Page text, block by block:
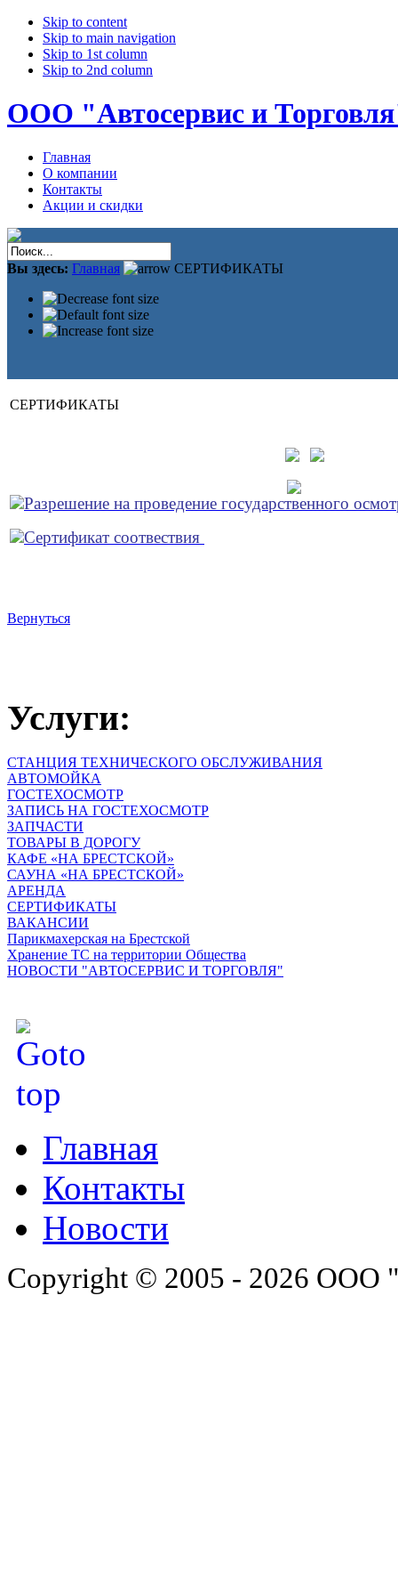
Skip to content
Skip to main navigation
Skip to 1st column
Skip to 2nd column
ООО "Автосервис и
Главная
О компании
Контакты
Акции и скидки
Вы здесь: Главная СЕРТИФИКАТЫ
СЕРТИФИКАТЫ
Разрешение на проведение государственного
Сертификат соотвествия
Вернуться
Услуги:
СТАНЦИЯ ТЕХНИЧЕСКОГО ОБСЛУЖИВАНИЯ
АВТОМОЙКА
ГОСТЕХОСМОТР
ЗАПИСЬ НА ГОСТЕХОСМОТР
ЗАПЧАСТИ
ТОВАРЫ В ДОРОГУ
КАФЕ «НА БРЕСТСКОЙ»
САУНА «НА БРЕСТСКОЙ»
АРЕНДА
СЕРТИФИКАТЫ
ВАКАНСИИ
Парикмахерская на Брестской
Хранение ТС на территории Общества
НОВОСТИ "АВТОСЕРВИС И ТОРГОВЛЯ"
Главная
Контакты
Новости
Copyright © 2005 - 2026 ООО